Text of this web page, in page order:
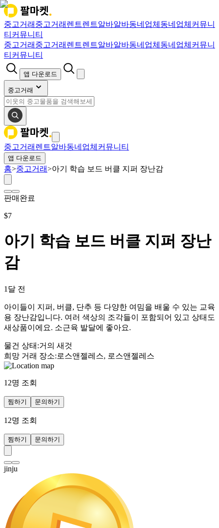
중고거래 중고거래 렌트렌트알바알바동네업체 동네업체 커뮤니
티 커뮤니티
중고거래 중고거래 렌트렌트알바알바동네업체 동네업체 커뮤니
티 커뮤니티
앱 다운로드
중고거래
중고거래 렌트알바동네업체 커뮤니티
앱 다운로드
홈>중고거래>아기 학습 보드 버클 지퍼 장난감
판매완료
$7
아기 학습 보드 버클 지퍼 장난
감
1달 전
아이들이 지퍼, 버클, 단추 등 다양한 여밈을 배울 수 있는 교육
용 장난감입니다. 여러 색상의 조각들이 포함되어 있고 상태도
새상품이에요. 소근육 발달에 좋아요.
물건 상태 :거의 새것
희망 거래 장소:로스앤젤레스, 로스앤젤레스
12명 조회
찜하기 문의하기
12명 조회
찜하기 문의하기
jinju